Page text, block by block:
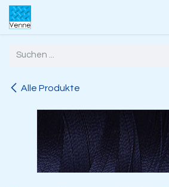
Zum Inhalt springen
Alle Produkte